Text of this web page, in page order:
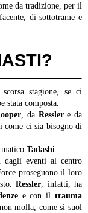
da tradizione, per il
di sottotrame e
stagione, se ci
stata composta.
, da Resslere da
come ci sia bisogno di
Tadashi
dagli eventi al centro
proseguono il loro
Ressler , infatti, ha
e con iltrauma
molla, come si suol